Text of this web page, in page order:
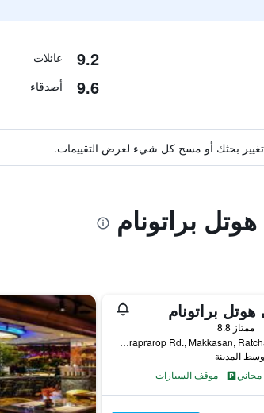
9.2 عائلات
9.6 أصدقاء
تغيير بحثك أو مسح كل شيء لعرض التقييمات.
براتونام
هوتل براتونام
ممتاز 8.8
559 Ratcharaprarop Rd., Makkasan, Ratchathewi, Ba, بانكوك, تايلاند
مجاني
موقف السيارات